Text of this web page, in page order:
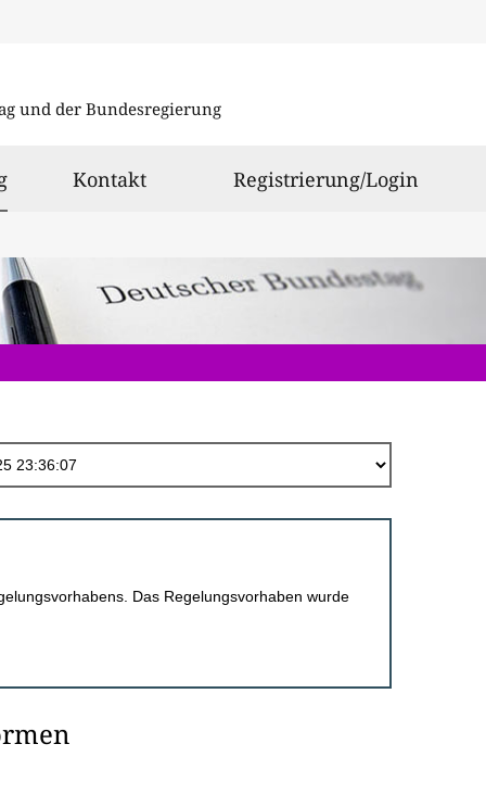
und der Bundesregierung
ausgewählt
Kontakt Registrierung/Login
Das Regelungsvorhaben wurde